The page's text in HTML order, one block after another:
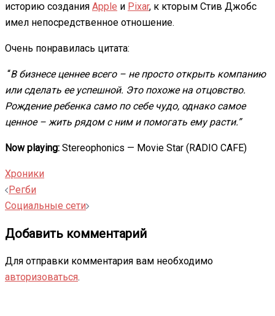
историю создания Apple и Pixar, к кторым Стив Джобс
имел непосредственное отношение.
Очень понравилась цитата:
“В бизнесе ценнее всего – не просто открыть компанию
или сделать ее успешной. Это похоже на отцовство.
Рождение ребенка само по себе чудо, однако самое
ценное – жить рядом с ним и помогать ему расти.”
Now playing: Stereophonics — Movie Star (RADIO CAFE)
Хроники
Навигация
записи
Регби
Социальные сети
Добавить комментарий
Для отправки комментария вам необходимо
авторизоваться.